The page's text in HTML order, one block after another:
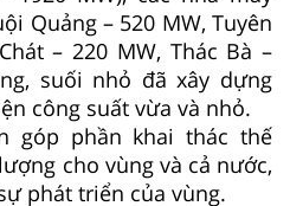
Quảng – 520 MW, Tuyên
– 220 MW, Thác Bà –
suối nhỏ đã xây dựng
công suất vừa và nhỏ.
góp phần khai thác thế
cho vùng và cả nước,
phát triển của vùng.